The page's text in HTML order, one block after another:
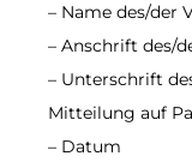
– Name des/der
– Anschrift des/
– Unterschrift
Mitteilung auf
– Datum